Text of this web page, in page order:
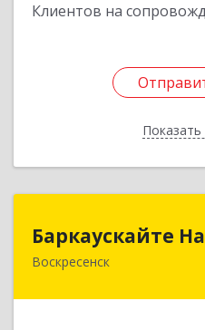
Клиентов на
Баркаускайте
Воскресенск
140222, Московская